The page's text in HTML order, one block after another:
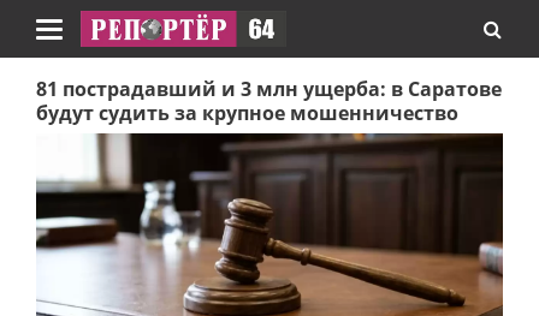
Навигация
81 пострадавший и 3 млн ущерба: в Саратове
будут судить за крупное мошенничество